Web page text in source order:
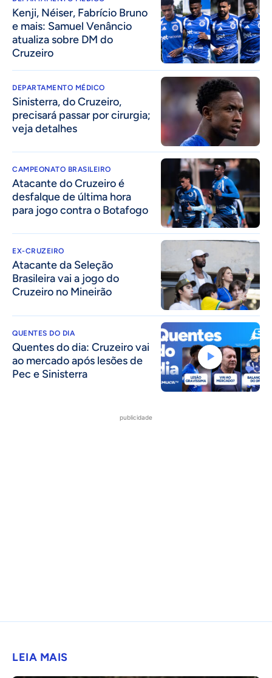
Kenji, Néiser, Fabrício Bruno
e mais: Samuel Venâncio
atualiza sobre DM do
Cruzeiro
DEPARTAMENTO MÉDICO
Sinisterra, do Cruzeiro,
precisará passar por cirurgia;
veja detalhes
CAMPEONATO BRASILEIRO
Atacante do Cruzeiro é
desfalque de última hora
para jogo contra o Botafogo
EX-CRUZEIRO
Atacante da Seleção
Brasileira vai a jogo do
Cruzeiro no Mineirão
QUENTES DO DIA
Quentes do dia: Cruzeiro vai
ao mercado após lesões de
Pec e Sinisterra
publicidade
LEIA MAIS